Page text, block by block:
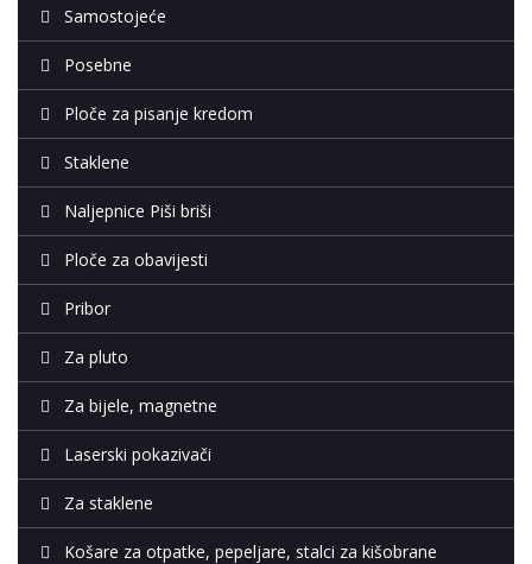
Samostojeće
Posebne
Ploče za pisanje kredom
Staklene
Naljepnice Piši briši
Ploče za obavijesti
Pribor
Za pluto
Za bijele, magnetne
Laserski pokazivači
Za staklene
Košare za otpatke, pepeljare, stalci za kišobrane